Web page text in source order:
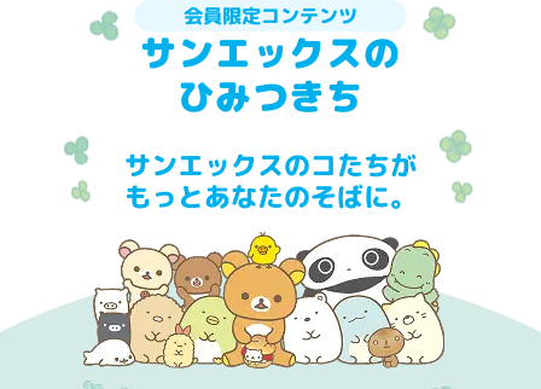
会員限定コンテンツ
サンエックスの
ひみつきち
サンエックスのコたちが
もっとあなたのそばに。